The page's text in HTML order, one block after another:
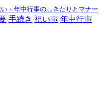
・年中行事のしきたりとマナー
手続き 祝い事 年中行事